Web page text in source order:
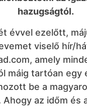
hazugságtól.
évvel ezelőtt,
viselő hír/
amely
máig tartóan egy
be a
Ahogy az időm és